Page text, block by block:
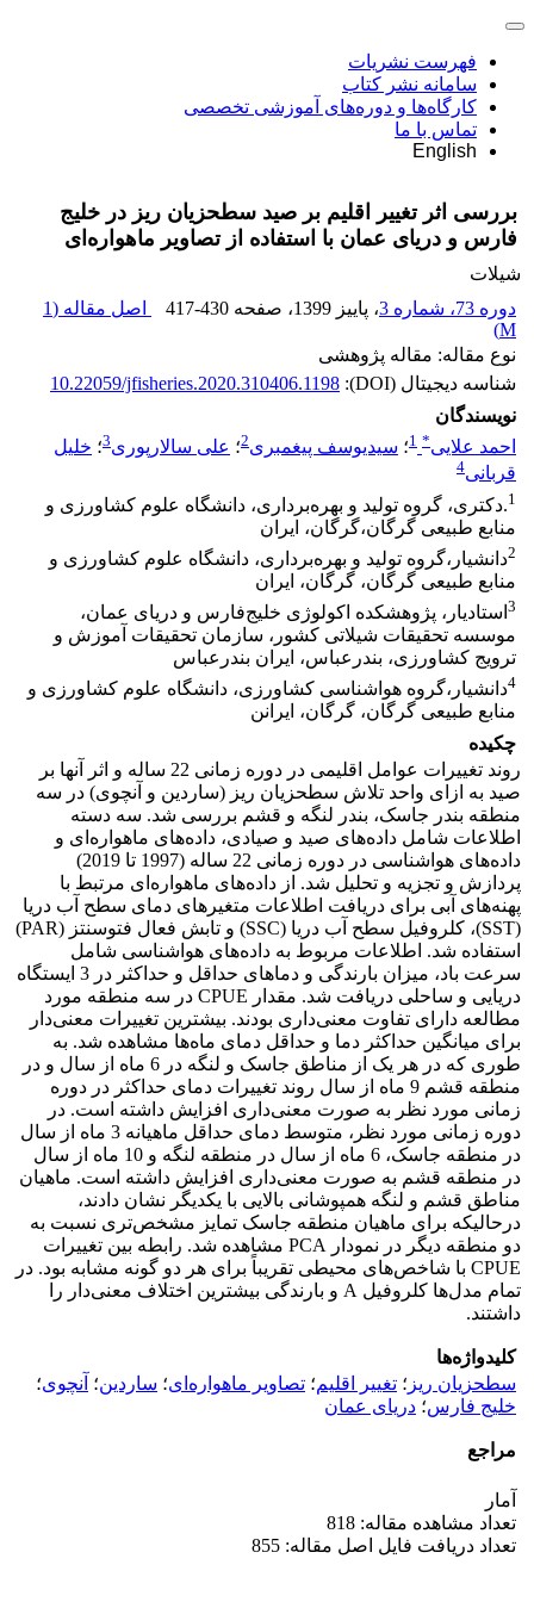
فهرست نشریات
سامانه نشر کتاب
کارگاه‌ها و دوره‌های آموزشی تخصصی
تماس با ما
English
بررسی اثر تغییر اقلیم بر صید سطحزیان ریز در خلیج
فارس و دریای عمان با استفاده از تصاویر ماهواره‌ای
شیلات
دوره 73، شماره 3
، پاییز 1399 ، صفحه 417-430 اصل مقاله (1
M
)
نوع مقاله: مقاله پژوهشی
شناسه دیجیتال (DOI):
10.22059/jfisheries.2020.310406.1198
نویسندگان
احمد علایی*
1؛ سیدیوسف پیغمبری2؛ علی سالارپوری3؛ خلیل
قربانی4
1.دکتری، گروه تولید و بهره‌برداری، دانشگاه علوم کشاورزی و
منابع طبیعی گرگان،گرگان، ایران
2دانشیار،گروه تولید و بهره‌برداری، دانشگاه علوم کشاورزی و
منابع طبیعی گرگان، گرگان، ایران
3 استادیار، پژوهشکده اکولوژی خلیج‌فارس و دریای عمان،
موسسه تحقیقات شیلاتی کشور، سازمان تحقیقات آموزش و
ترویج کشاورزی، بندرعباس، ایران بندرعباس
4دانشیار،گروه هواشناسی کشاورزی، دانشگاه علوم کشاورزی و
منابع طبیعی گرگان، گرگان، ایرانن
چکیده
روند تغییرات عوامل اقلیمی در دوره زمانی 22 ساله و اثر آنها بر
صید به ازای واحد تلاش سطحزیان ریز (ساردین و آنچوی) در سه
منطقه بندر جاسک، بندر لنگه و قشم بررسی شد. سه دسته
اطلاعات شامل داده‌های صید و صیادی، داده‌های ماهواره‌ای و
داده‌های هواشناسی در دوره زمانی 22 ساله (1997 تا 2019)
پردازش و تجزیه و تحلیل شد. از داده‌های ماهواره‌ای مرتبط با
پهنه‌های آبی برای دریافت اطلاعات متغیرهای دمای سطح آب دریا
(SST)، کلروفیل سطح آب دریا (SSC) و تابش فعال فتوسنتز (PAR)
استفاده شد. اطلاعات مربوط به داده‌های هواشناسی شامل
سرعت باد، میزان بارندگی و دماهای حداقل و حداکثر در 3 ایستگاه
دریایی و ساحلی دریافت شد. مقدار CPUE در سه منطقه مورد
مطالعه دارای تفاوت معنی‌داری بودند. بیشترین تغییرات معنی‌دار
برای میانگین حداکثر دما و حداقل دمای ماه‌ها مشاهده شد. به
طوری که در هر یک از مناطق جاسک و لنگه در 6 ماه از سال و در
منطقه قشم 9 ماه از سال روند تغییرات دمای حداکثر در دوره
زمانی مورد نظر به صورت معنی‌داری افزایش داشته است. در
دوره زمانی مورد نظر، متوسط دمای حداقل ماهیانه 3 ماه از سال
در منطقه جاسک، 6 ماه از سال در منطقه لنگه و 10 ماه از سال
در منطقه قشم به صورت معنی‌داری افزایش داشته است. ماهیان
مناطق قشم و لنگه همپوشانی بالایی با یکدیگر نشان دادند،
درحالیکه برای ماهیان منطقه جاسک تمایز مشخص‌تری نسبت به
دو منطقه دیگر در نمودار PCA مشاهده شد. رابطه بین تغییرات
CPUE با شاخص‌های محیطی تقریباً برای هر دو گونه مشابه بود. در
تمام مدل‌ها کلروفیل A و بارندگی بیشترین اختلاف معنی‌دار را
داشتند.
کلیدواژه‌ها
سطحزیان ریز ؛ تغییر اقلیم؛ تصاویر ماهواره‌ای؛ ساردین؛ آنچوی؛
خلیج فارس؛ دریای عمان
مراجع
آمار
تعداد مشاهده مقاله: 818
تعداد دریافت فایل اصل مقاله: 855